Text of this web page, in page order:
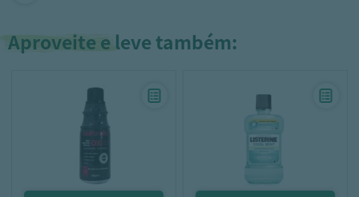
Aproveite e leve também: